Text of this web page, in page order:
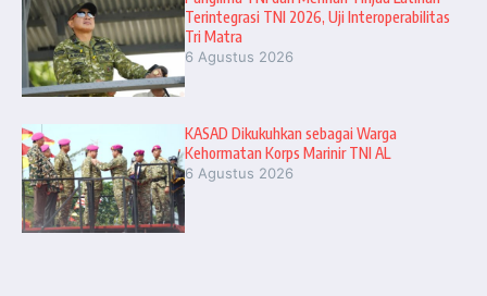
Terintegrasi TNI 2026, Uji Interoperabilitas
Tri Matra
6 Agustus 2026
KASAD Dikukuhkan sebagai Warga
Kehormatan Korps Marinir TNI AL
6 Agustus 2026